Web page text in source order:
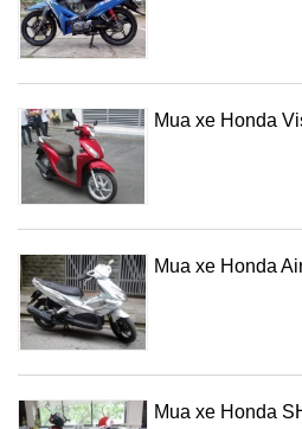
Mua xe Honda
Mua xe Honda
Mua xe Honda